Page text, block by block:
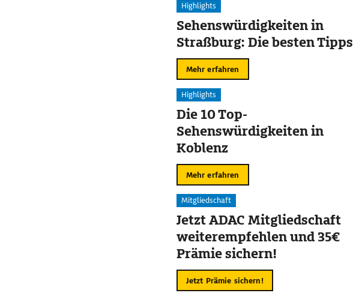
Highlights
Sehenswürdigkeiten in
Straßburg: Die besten Tipps
Mehr erfahren
Highlights
Die 10 Top-
Sehenswürdigkeiten in
Koblenz
Mehr erfahren
Mitgliedschaft
Jetzt ADAC Mitgliedschaft
weiterempfehlen und 35€
Prämie sichern!
Jetzt Prämie sichern!